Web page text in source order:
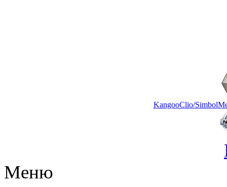
KangooClio/Simbol
Меню